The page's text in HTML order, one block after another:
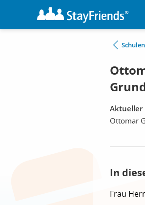
Aktueller
Ottomar
In
Frau Herr